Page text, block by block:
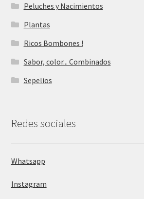
Peluches y Nacimientos
Plantas
Ricos Bombones !
Sabor, color... Combinados
Sepelios
Redes sociales
Whatsapp
Instagram